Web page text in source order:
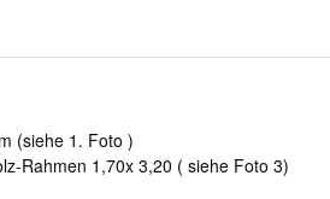
(siehe 1. Foto )
Rahmen 1,70x 3,20 ( siehe Foto 3)